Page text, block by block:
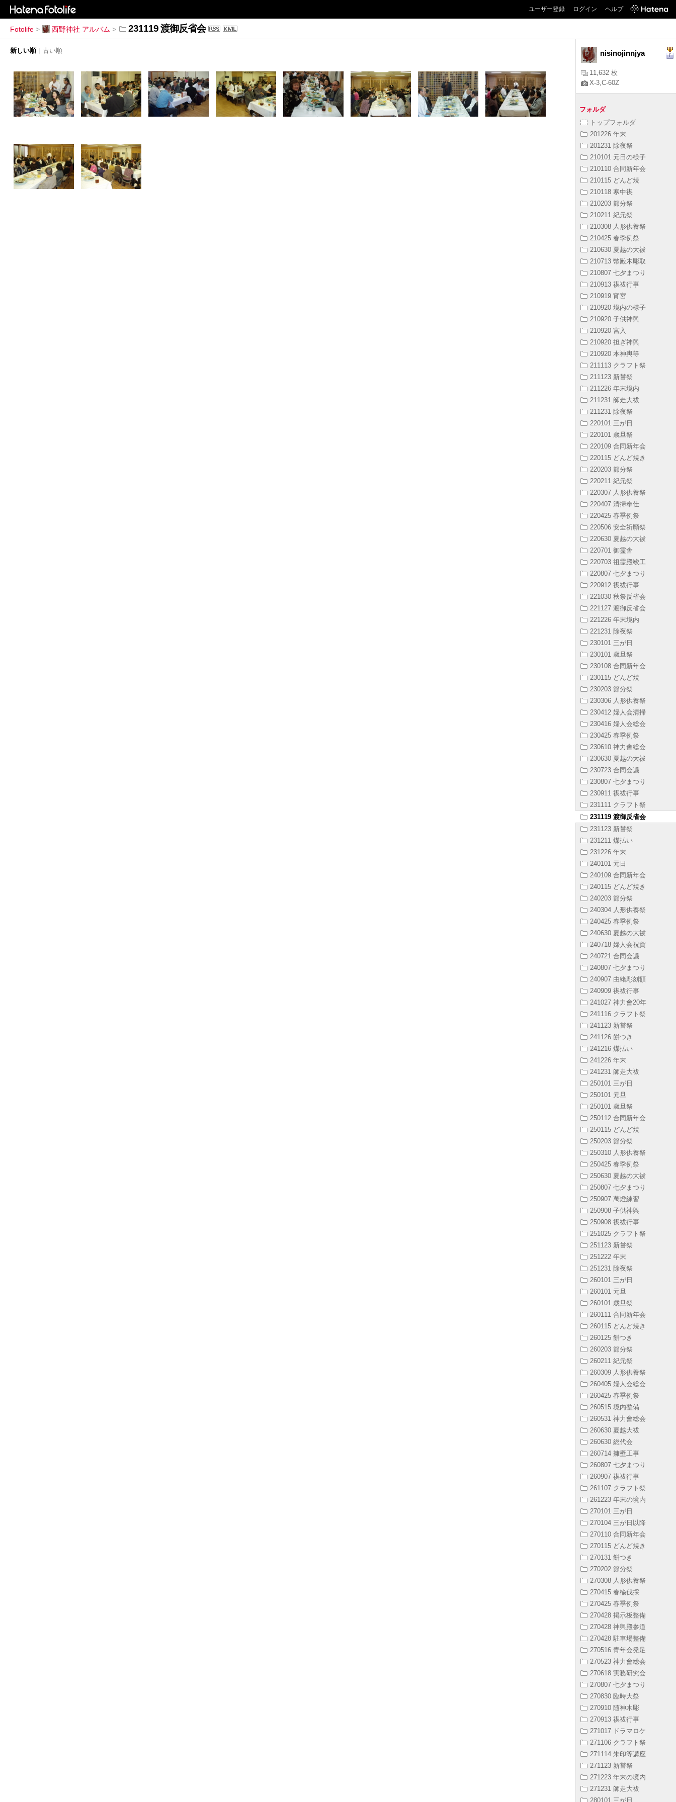
ユーザー登録 ログイン ヘルプ
Fotolife > 西野神社 アルバム > 231119 渡御反省会
新しい順 古い順 nisinojinnjya
11,632 枚
X-3,C-60Z
フォルダ
トップフォルダ
201226 年末
201231 除夜祭
210101 元日の様子
210110 合同新年会
210115 どんど焼
210118 寒中禊
210203 節分祭
210211 紀元祭
210308 人形供養祭
210425 春季例祭
210630 夏越の大祓
210713 幣殿木彫取
210807 七夕まつり
210913 禊祓行事
210919 宵宮
210920 境内の様子
210920 子供神輿
210920 宮入
210920 担ぎ神輿
210920 本神輿等
211113 クラフト祭
211123 新嘗祭
211226 年末境内
211231 師走大祓
211231 除夜祭
220101 三が日
220101 歳旦祭
220109 合同新年会
220115 どんど焼き
220203 節分祭
220211 紀元祭
220307 人形供養祭
220407 清掃奉仕
220425 春季例祭
220506 安全祈願祭
220630 夏越の大祓
220701 御霊舎
220703 祖霊殿竣工
220807 七夕まつり
220912 禊祓行事
221030 秋祭反省会
221127 渡御反省会
221226 年末境内
221231 除夜祭
230101 三が日
230101 歳旦祭
230108 合同新年会
230115 どんど焼
230203 節分祭
230306 人形供養祭
230412 婦人会清掃
230416 婦人会総会
230425 春季例祭
230610 神力會総会
230630 夏越の大祓
230723 合同会議
230807 七夕まつり
230911 禊祓行事
231111 クラフト祭
231119 渡御反省会
231123 新嘗祭
231211 煤払い
231226 年末
240101 元日
240109 合同新年会
240115 どんど焼き
240203 節分祭
240304 人形供養祭
240425 春季例祭
240630 夏越の大祓
240718 婦人会祝賀
240721 合同会議
240807 七夕まつり
240907 由緒彫刻額
240909 禊祓行事
241027 神力會20年
241116 クラフト祭
241123 新嘗祭
241126 餅つき
241216 煤払い
241226 年末
241231 師走大祓
250101 三が日
250101 元旦
250101 歳旦祭
250112 合同新年会
250115 どんど焼
250203 節分祭
250310 人形供養祭
250425 春季例祭
250630 夏越の大祓
250807 七夕まつり
250907 萬燈練習
250908 子供神輿
250908 禊祓行事
251025 クラフト祭
251123 新嘗祭
251222 年末
251231 除夜祭
260101 三が日
260101 元旦
260101 歳旦祭
260111 合同新年会
260115 どんど焼き
260125 餅つき
260203 節分祭
260211 紀元祭
260309 人形供養祭
260405 婦人会総会
260425 春季例祭
260515 境内整備
260531 神力會総会
260630 夏越大祓
260630 総代会
260714 擁壁工事
260807 七夕まつり
260907 禊祓行事
261107 クラフト祭
261223 年末の境内
270101 三が日
270104 三が日以降
270110 合同新年会
270115 どんど焼き
270131 餅つき
270202 節分祭
270308 人形供養祭
270415 春楡伐採
270425 春季例祭
270428 掲示板整備
270428 神輿殿参道
270428 駐車場整備
270516 青年会発足
270523 神力會総会
270618 実務研究会
270807 七夕まつり
270830 臨時大祭
270910 随神木彫
270913 禊祓行事
271017 ドラマロケ
271106 クラフト祭
271114 朱印等講座
271123 新嘗祭
271223 年末の境内
271231 師走大祓
280101 三が日